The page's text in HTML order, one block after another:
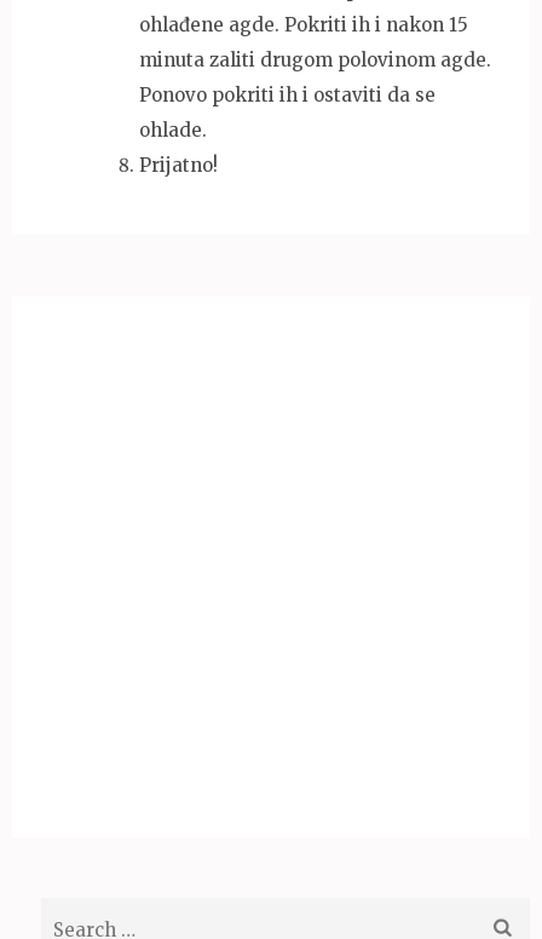
ohlađene agde. Pokriti ih i nakon 15
minuta zaliti drugom polovinom agde.
Ponovo pokriti ih i ostaviti da se
ohlade.
Prijatno!